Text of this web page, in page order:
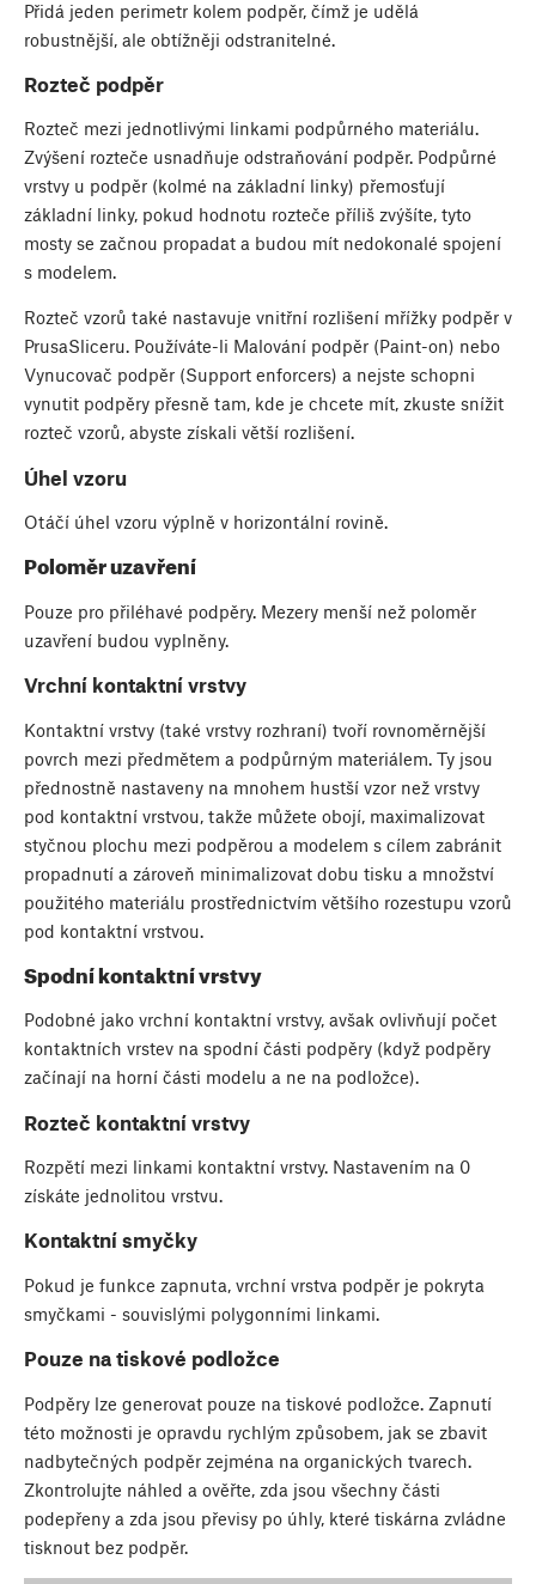
Přidá jeden perimetr kolem podpěr, čímž je udělá
robustnější, ale obtížněji odstranitelné.
Rozteč podpěr
Rozteč mezi jednotlivými linkami podpůrného materiálu.
Zvýšení rozteče usnadňuje odstraňování podpěr. Podpůrné
vrstvy u podpěr (kolmé na základní linky) přemosťují
základní linky, pokud hodnotu rozteče příliš zvýšíte, tyto
mosty se začnou propadat a budou mít nedokonalé spojení
s modelem.
Rozteč vzorů také nastavuje vnitřní rozlišení mřížky podpěr v
PrusaSliceru. Používáte-li Malování podpěr (Paint-on) nebo
Vynucovač podpěr (Support enforcers) a nejste schopni
vynutit podpěry přesně tam, kde je chcete mít, zkuste snížit
rozteč vzorů, abyste získali větší rozlišení.
Úhel vzoru
Otáčí úhel vzoru výplně v horizontální rovině.
Poloměr uzavření
Pouze pro přiléhavé podpěry. Mezery menší než poloměr
uzavření budou vyplněny.
Vrchní kontaktní vrstvy
Kontaktní vrstvy (také vrstvy rozhraní) tvoří rovnoměrnější
povrch mezi předmětem a podpůrným materiálem. Ty jsou
přednostně nastaveny na mnohem hustší vzor než vrstvy
pod kontaktní vrstvou, takže můžete obojí, maximalizovat
styčnou plochu mezi podpěrou a modelem s cílem zabránit
propadnutí a zároveň minimalizovat dobu tisku a množství
použitého materiálu prostřednictvím většího rozestupu vzorů
pod kontaktní vrstvou.
Spodní kontaktní vrstvy
Podobné jako vrchní kontaktní vrstvy, avšak ovlivňují počet
kontaktních vrstev na spodní části podpěry (když podpěry
začínají na horní části modelu a ne na podložce).
Rozteč kontaktní vrstvy
Rozpětí mezi linkami kontaktní vrstvy. Nastavením na 0
získáte jednolitou vrstvu.
Kontaktní smyčky
Pokud je funkce zapnuta, vrchní vrstva podpěr je pokryta
smyčkami - souvislými polygonními linkami.
Pouze na tiskové podložce
Podpěry lze generovat pouze na tiskové podložce. Zapnutí
této možnosti je opravdu rychlým způsobem, jak se zbavit
nadbytečných podpěr zejména na organických tvarech.
Zkontrolujte náhled a ověřte, zda jsou všechny části
podepřeny a zda jsou převisy po úhly, které tiskárna zvládne
tisknout bez podpěr.